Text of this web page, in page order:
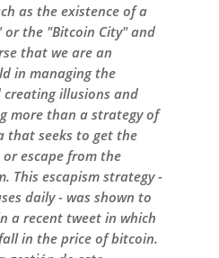
as the existence of a
or the "Bitcoin City" and
that we are an
in managing the
creating illusions and
more than a strategy of
that seeks to get the
escape from the
This escapism strategy -
daily - was shown to
a recent tweet in which
in the price of bitcoin.